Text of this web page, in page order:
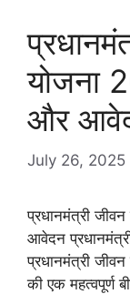
योजना
और
July 26, 2025
प्रधानमंत्री
आवेदन
प्रधानमंत्री
की एक महत्वपूर्ण